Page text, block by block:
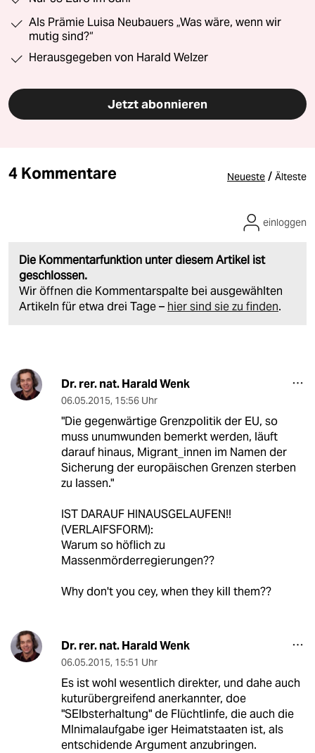
Als Prämie Luisa Neubauers „Was wäre, wenn wir
mutig sind?“
Herausgegeben von Harald Welzer
Jetzt abonnieren
4 Kommentare Neueste / Älteste
Die Kommentarfunktion unter diesem Artikel ist
geschlossen.
Wir öffnen die Kommentarspalte bei ausgewählten
Artikeln für etwa drei Tage – hier sind sie zu finden.
einloggen
Dr. rer. nat. Harald Wenk
06.05.2015, 15:56 Uhr
"Die gegenwärtige Grenzpolitik der EU, so
muss unumwunden bemerkt werden, läuft
darauf hinaus, Migrant_innen im Namen der
Sicherung der europäischen Grenzen sterben
zu lassen."
IST DARAUF HINAUSGELAUFEN!!
(VERLAIFSFORM):
Warum so höflich zu
Massenmörderregierungen??
Why don't you cey, when they kill them??
Dr. rer. nat. Harald Wenk
06.05.2015, 15:51 Uhr
Es ist wohl wesentlich direkter, und dahe auch
kuturübergreifend anerkannter, doe
"SElbsterhaltung" de Flüchtlinfe, die auch die
MInimalaufgabe iger Heimatstaaten ist, als
entschidende Argument anzubringen.